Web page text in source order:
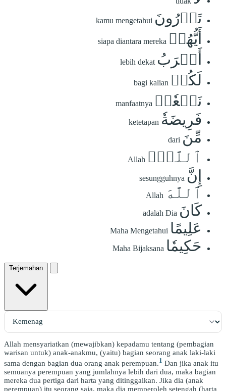
تَدۡرُونَ kamu mengetahui
أَيُّهُمۡ siapa diantara mereka
أَقۡرَبُ lebih dekat
لَكُمۡ bagi kalian
نَفۡعٗاۚ manfaatnya
فَرِيضَةٗ ketetapan
مِّنَ dari
ٱللَّهِۗ Allah
إِنَّ sesungguhnya
ٱللَّهَ Allah
كَانَ adalah Dia
عَلِيمًا Maha Mengetahui
حَكِيمٗا Maha Bijaksana
Terjemahan
Allah mensyariatkan (mewajibkan) kepadamu tentang (pembagian
warisan untuk) anak-anakmu, (yaitu) bagian seorang anak laki-laki
sama dengan bagian dua orang anak perempuan.1 Dan jika anak itu
semuanya perempuan yang jumlahnya lebih dari dua, maka bagian
mereka dua pertiga dari harta yang ditinggalkan. Jika dia (anak
perempuan) itu seorang saja, maka dia memperoleh setengah (harta